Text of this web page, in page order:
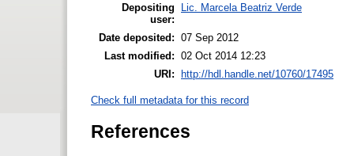
Depositing
user:
Lic. Marcela Beatriz Verde
Date deposited: 07 Sep 2012
Last modified: 02 Oct 2014 12:23
URI:
http://hdl.handle.net/10760/17495
Check full metadata for this record
References